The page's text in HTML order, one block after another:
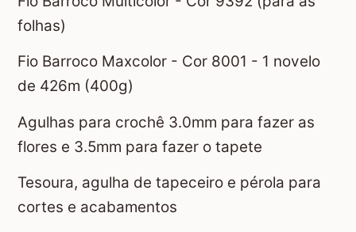
folhas)
Fio Barroco Maxcolor - Cor 8001 - 1 novelo
de 426m (400g)
Agulhas para crochê 3.0mm para fazer as
flores e 3.5mm para fazer o tapete
Tesoura, agulha de tapeceiro e pérola para
cortes e acabamentos